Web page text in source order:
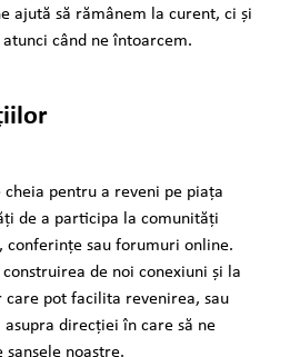
ajută să rămânem la curent, ci și
când ne întoarcem.
pentru a reveni pe piața
de a participa la comunități
conferințe sau forumuri online.
de noi conexiuni și la
pot facilita revenirea, sau
direcției în care să ne
noastre.